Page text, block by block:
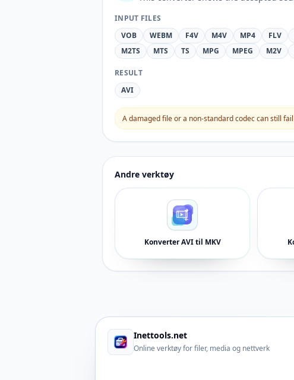
INPUT FILES
VOB
WEBM F4V M4V MP4 FLV
M2TS
MTS TS MPG MPEG M2V
RESULT
AVI
A damaged file or a non-standard codec can still
Andre verktøy
Konverter AVI til MKV
Inettools.net
Online verktøy for filer, media og nettverk